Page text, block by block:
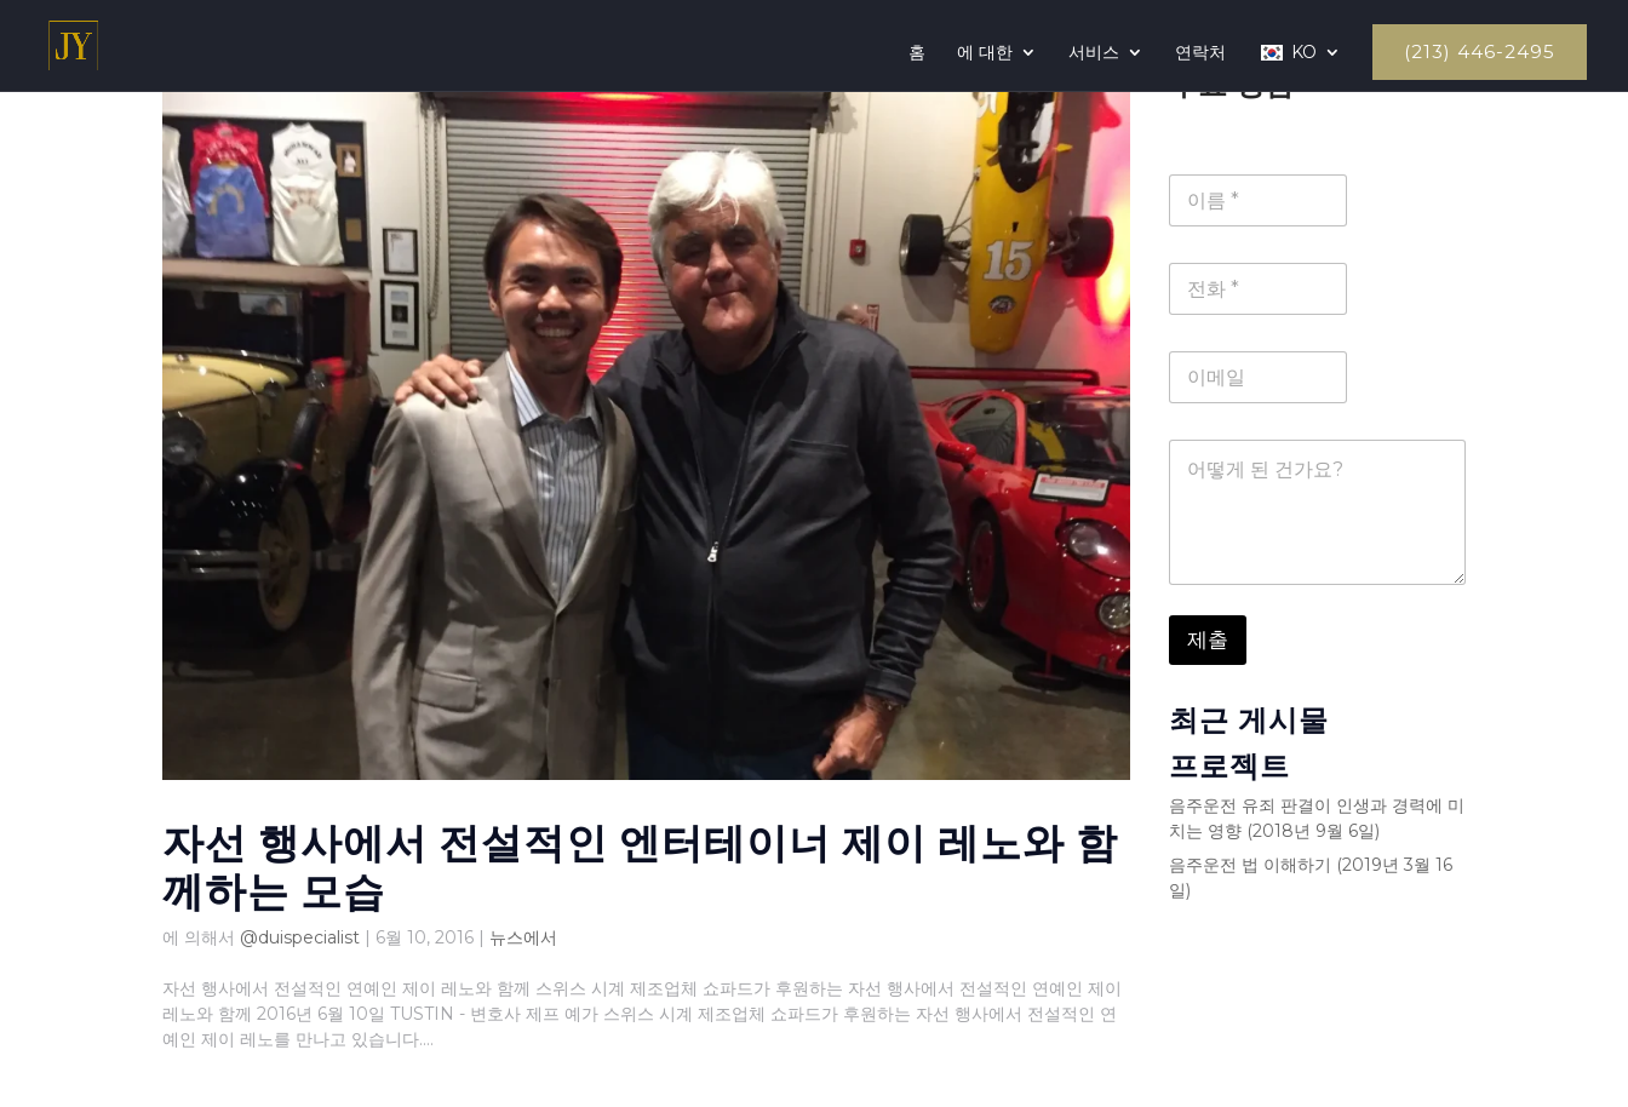
홈 에 대한 서비스 연락처 KO (213) 446-2495
자선 행사에서 전설적인 엔터테이너 제이 레노와 함
께하는 모습
에 의해서 @duispecialist 6월 10, 2016 뉴스에서
자선 행사에서 전설적인 연예인 제이 레노와 함께 스위스 시계 제조업체 쇼파드가 후원하는 자선 행사에서 전설적인 연예인 제이
레노와 함께 2016년 6월 10일 TUSTIN - 변호사 제프 예가 스위스 시계 제조업체 쇼파드가 후원하는 자선 행사에서 전설적인 연
예인 제이 레노를 만나고 있습니다....
무료 상담
이
*
전
*
이
일
메
제출
최근 게시물
프로젝트
음주운전 유죄 판결이 인생과 경력에 미
치는 영향 (2018년 9월 6일)
음주운전 법 이해하기 (2019년 3월 16
일)